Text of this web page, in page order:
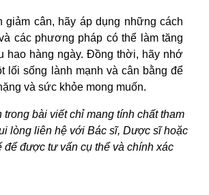
giảm cân, hãy áp dụng những cách
các phương pháp có thể làm tăng
hao hàng ngày. Đồng thời, hãy nhớ
lối sống lành mạnh và cân bằng để
và sức khỏe mong muốn.
trong bài viết chỉ mang tính chất tham
lòng liên hệ với Bác sĩ, Dược sĩ hoặc
để được tư vấn cụ thể và chính xác